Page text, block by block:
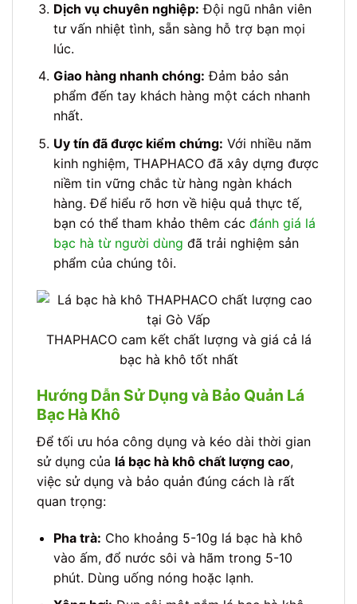
Dịch vụ chuyên nghiệp: Đội ngũ nhân viên
tư vấn nhiệt tình, sẵn sàng hỗ trợ bạn mọi
lúc.
Giao hàng nhanh chóng: Đảm bảo sản
phẩm đến tay khách hàng một cách nhanh
nhất.
Uy tín đã được kiểm chứng: Với nhiều năm
kinh nghiệm, THAPHACO đã xây dựng được
niềm tin vững chắc từ hàng ngàn khách
hàng. Để hiểu rõ hơn về hiệu quả thực tế,
bạn có thể tham khảo thêm các đánh giá lá
bạc hà từ người dùng đã trải nghiệm sản
phẩm của chúng tôi.
THAPHACO cam kết chất lượng và giá cả lá
bạc hà khô tốt nhất
Hướng Dẫn Sử Dụng và Bảo Quản Lá
Bạc Hà Khô
Để tối ưu hóa công dụng và kéo dài thời gian
sử dụng của lá bạc hà khô chất lượng cao,
việc sử dụng và bảo quản đúng cách là rất
quan trọng:
Pha trà: Cho khoảng 5-10g lá bạc hà khô
vào ấm, đổ nước sôi và hãm trong 5-10
phút. Dùng uống nóng hoặc lạnh.